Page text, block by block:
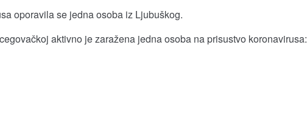
oporavila se jedna osoba iz Ljubuškog.
aktivno je zaražena jedna osoba na prisustvo koronavirusa: